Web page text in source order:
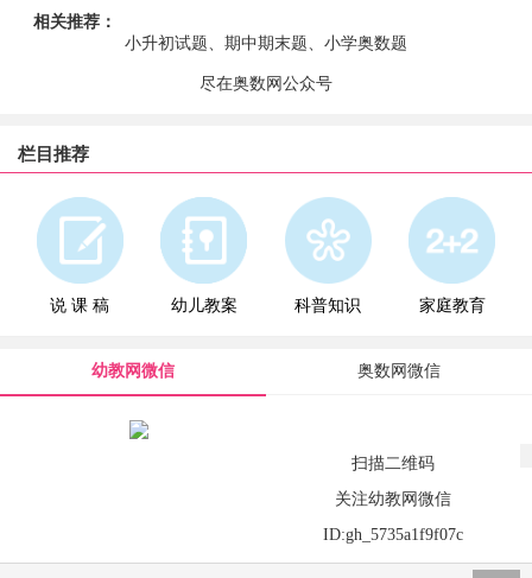
相关推荐：
小升初试题、期中期末题、小学奥数题
尽在奥数网公众号
栏目推荐
说 课 稿 幼儿教案 科普知识 家庭教育
幼教网微信 奥数网微信
扫描二维码
关注幼教网微信
ID:gh_5735a1f9f07c